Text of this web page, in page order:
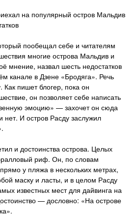
на популярный остров Мальдив
пообещал себе и читателям
многие острова Мальдив и
мнение, назвал шесть недостатков
канале в Дзене «Бродяга». Речь
Как пишет блогер, пока он
он позволяет себе написать
эмоцию» — захочет он сюда
нет. И остров Расду заслужил
и достоинства острова. Целых
риф. Он, по словам
у пляжа в нескольких метрах,
маску и ласты, и в целом Расду
известных мест для дайвинга на
— дословно: «На острове